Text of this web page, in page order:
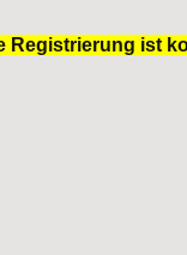
Registrierung ist